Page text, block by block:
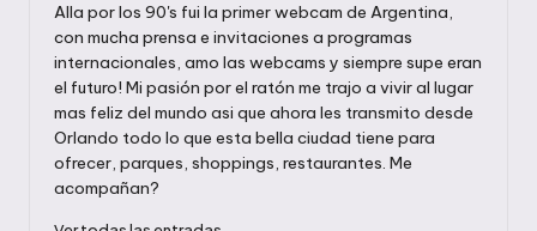
Alla por los 90's fui la primer webcam de Argentina,
con mucha prensa e invitaciones a programas
internacionales, amo las webcams y siempre supe eran
el futuro! Mi pasión por el ratón me trajo a vivir al lugar
mas feliz del mundo asi que ahora les transmito desde
Orlando todo lo que esta bella ciudad tiene para
ofrecer, parques, shoppings, restaurantes. Me
acompañan?